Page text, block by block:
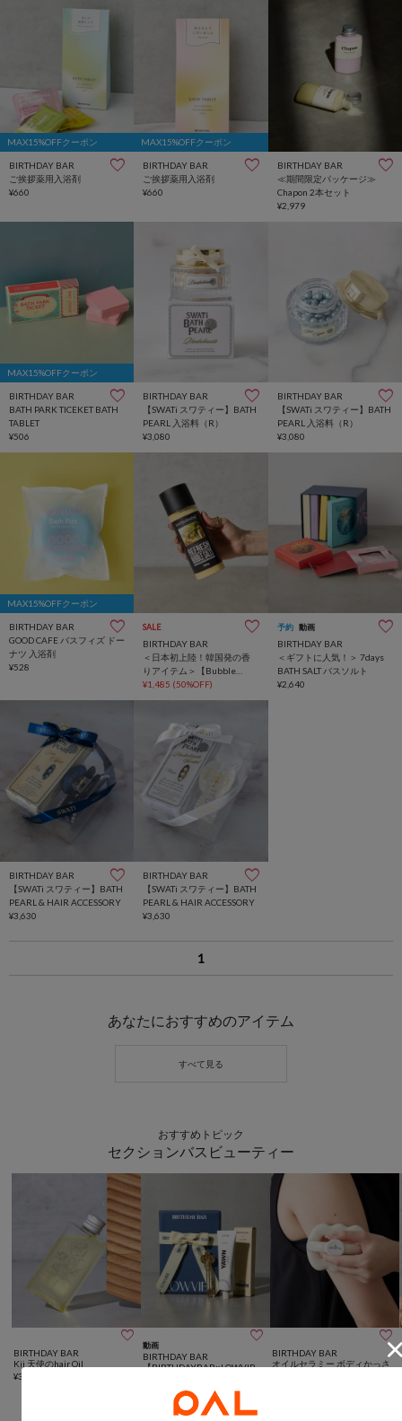
MAX15%OFFクーポン
BIRTHDAY BAR
ご挨拶薬用入浴剤
¥660
MAX15%OFFクーポン
BIRTHDAY BAR
ご挨拶薬用入浴剤
¥660
BIRTHDAY BAR
≪期間限定パッケージ≫
Chapon 2本セット
¥2,979
MAX15%OFFクーポン
BIRTHDAY BAR
BATH PARK TICEKET BATH
TABLET
¥506
BIRTHDAY BAR
【SWATi スワティー】BATH
PEARL 入浴料（R）
¥3,080
BIRTHDAY BAR
【SWATi スワティー】BATH
PEARL 入浴料（R）
¥3,080
MAX15%OFFクーポン
BIRTHDAY BAR
GOOD CAFE バスフィズ ドー
ナツ 入浴剤
¥528
SALE
BIRTHDAY BAR
＜日本初上陸！韓国発の香
りアイテム＞【Bubble
Monkey】Bubble Salt
300g 2IN1スクラブクラン
¥1,485 (50%OFF)
予約 動画
BIRTHDAY BAR
＜ギフトに人気！＞ 7days
BATH SALT バスソルト
¥2,640
BIRTHDAY BAR
【SWATi スワティー】BATH
PEARL & HAIR ACCESSORY
¥3,630
BIRTHDAY BAR
【SWATi スワティー】BATH
PEARL & HAIR ACCESSORY
¥3,630
1
あなたにおすすめのアイテム
おすすめトピック
セクションバスビューティー

BIRTHDAY BAR
Kii 天使のhair Oil
¥3,300
動画 
BIRTHDAY BAR
【BIRTHDAYBAR×LOWVIB

BIRTHDAY BAR
オイルセラミー ボディかっさ